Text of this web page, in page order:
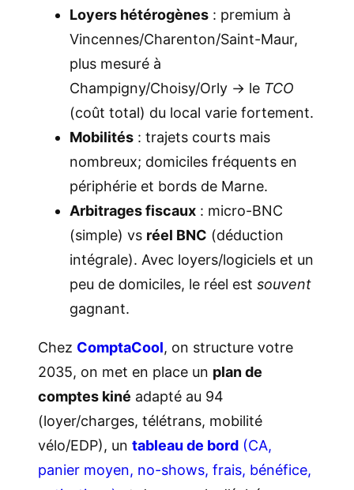
Loyers hétérogènes : premium à
Vincennes/Charenton/Saint-Maur,
plus mesuré à
Champigny/Choisy/Orly → le TCO
(coût total) du local varie fortement.
Mobilités : trajets courts mais
nombreux; domiciles fréquents en
périphérie et bords de Marne.
Arbitrages fiscaux : micro-BNC
(simple) vs réel BNC (déduction
intégrale). Avec loyers/logiciels et un
peu de domiciles, le réel est souvent
gagnant.
Chez ComptaCool, on structure votre
2035, on met en place un plan de
comptes kiné adapté au 94
(loyer/charges, télétrans, mobilité
vélo/EDP), un tableau de bord (CA,
panier moyen, no-shows, frais, bénéfice,